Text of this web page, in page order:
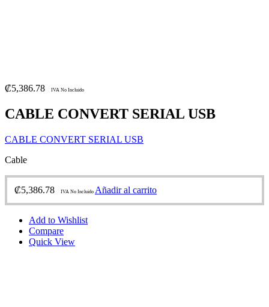
₡5,386.78 IVA No Incluido
CABLE CONVERT SERIAL USB
CABLE CONVERT SERIAL USB
Cable
₡5,386.78 IVA No Incluido Añadir al carrito
Add to Wishlist
Compare
Quick View